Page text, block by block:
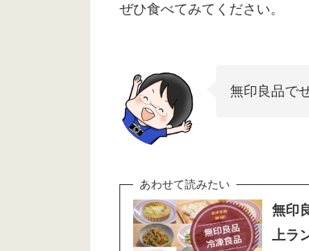
ぜひ食べてみてください。
無印良品で
無印
上ラ